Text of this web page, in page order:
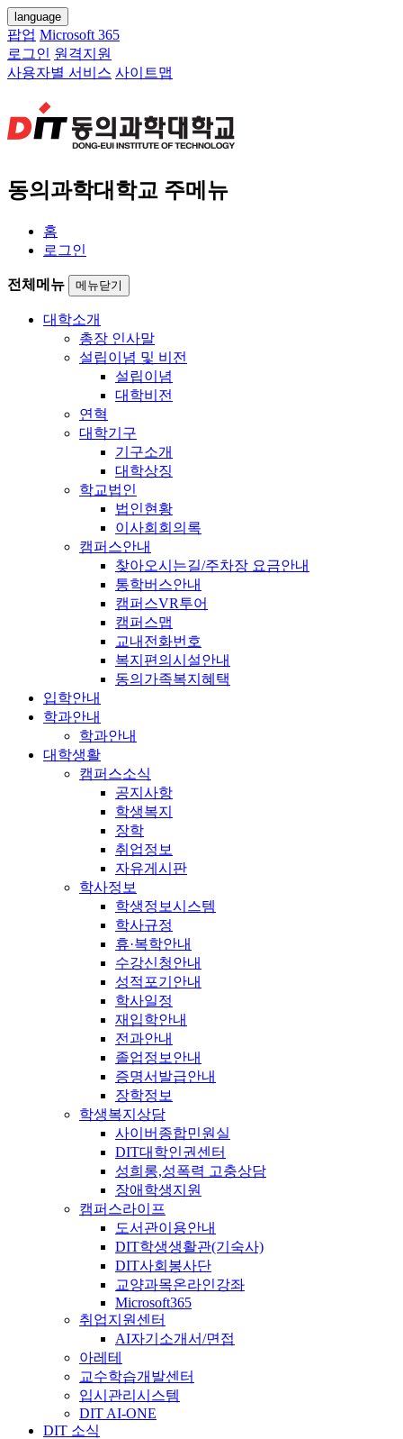
language
팝업 Microsoft 365
로그인 원격지원
사용자별 서비스 사이트맵
동의과학대학교 주메뉴
홈
로그인
전체메뉴 메뉴닫기
대학소개
총장 인사말
설립이념 및 비전
설립이념
대학비전
연혁
대학기구
기구소개
대학상징
학교법인
법인현황
이사회회의록
캠퍼스안내
찾아오시는길/주차장 요금안내
통학버스안내
캠퍼스VR투어
캠퍼스맵
교내전화번호
복지편의시설안내
동의가족복지혜택
입학안내
학과안내
학과안내
대학생활
캠퍼스소식
공지사항
학생복지
장학
취업정보
자유게시판
학사정보
학생정보시스템
학사규정
휴·복학안내
수강신청안내
성적포기안내
학사일정
재입학안내
전과안내
졸업정보안내
증명서발급안내
장학정보
학생복지상담
사이버종합민원실
DIT대학인권센터
성희롱,성폭력 고충상담
장애학생지원
캠퍼스라이프
도서관이용안내
DIT학생생활관(기숙사)
DIT사회봉사단
교양과목온라인강좌
Microsoft365
취업지원센터
AI자기소개서/면접
아레테
교수학습개발센터
입시관리시스템
DIT AI-ONE
DIT 소식